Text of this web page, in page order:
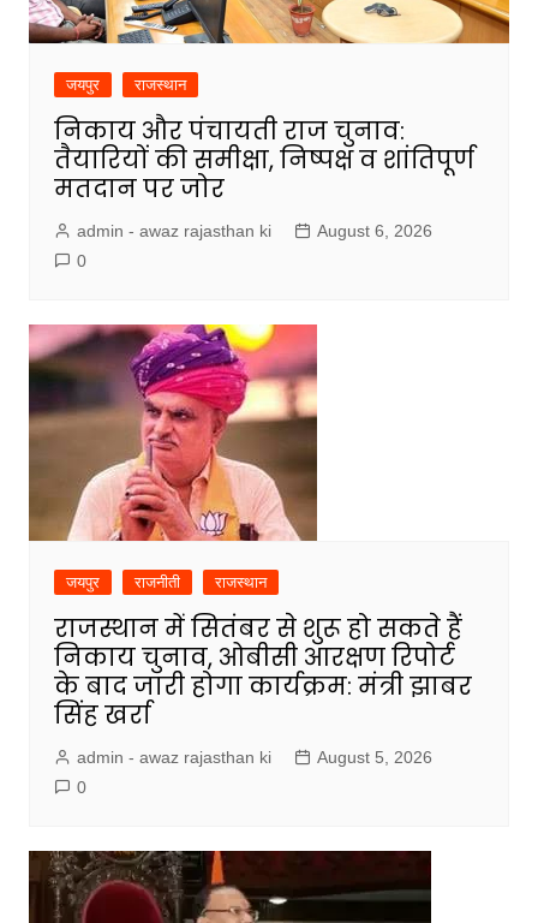
जयपुर राजस्थान
निकाय और पंचायती राज चुनाव:
तैयारियों की समीक्षा, निष्पक्ष व शांतिपूर्ण
मतदान पर जोर
admin - awaz rajasthan ki
August 6, 2026
0
जयपुर राजनीती राजस्थान
राजस्थान में सितंबर से शुरू हो सकते हैं
निकाय चुनाव, ओबीसी आरक्षण रिपोर्ट
के बाद जारी होगा कार्यक्रम: मंत्री झाबर
सिंह खर्रा
admin - awaz rajasthan ki
August 5, 2026
0